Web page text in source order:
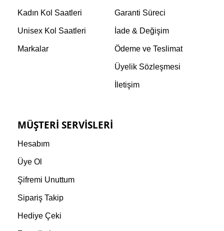
Kadın Kol Saatleri
Unisex Kol Saatleri
Markalar
Garanti Süreci
İade & Değişim
Ödeme ve Teslimat
Üyelik Sözleşmesi
İletişim
MÜŞTERI SERVISLERI
Hesabım
Üye Ol
Şifremi Unuttum
Sipariş Takip
Hediye Çeki